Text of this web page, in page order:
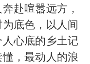
赴喧嚣远方，
底色，以人间
心底的乡土记
，最动人的浪